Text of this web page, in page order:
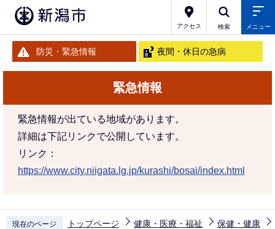
アクセス 検索 メニュー
防災・緊急情報 夜間・休日の急病
緊急情報
緊急情報が出ている地域があります。
詳細は下記リンクで公開しています。
リンク：
https://www.city.niigata.lg.jp/kurashi/bosai/index.html
現在のページ トップページ 健康・医療・福祉 保健・健康